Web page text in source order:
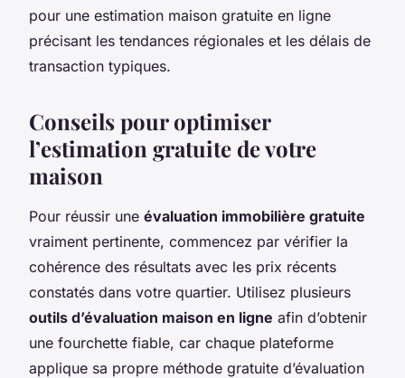
pour une estimation maison gratuite en ligne
précisant les tendances régionales et les délais de
transaction typiques.
Conseils pour optimiser
l’estimation gratuite de votre
maison
Pour réussir une évaluation immobilière gratuite
vraiment pertinente, commencez par vérifier la
cohérence des résultats avec les prix récents
constatés dans votre quartier. Utilisez plusieurs
outils d’évaluation maison en ligne afin d’obtenir
une fourchette fiable, car chaque plateforme
applique sa propre méthode gratuite d’évaluation